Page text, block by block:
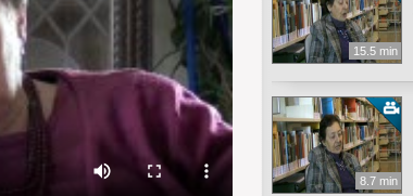
15.5 min
8.7 min